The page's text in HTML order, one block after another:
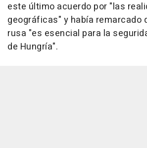
este último acuerdo por "las
geográficas" y había remarcado
rusa "es esencial para la
de Hungría".